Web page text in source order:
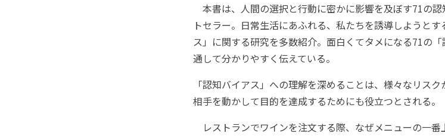
本書は、人間の選択と行動に密かに影響を及ぼす71の
トセラー。日常生活にあふれる、私たちを誘導しようと
ス」に関する研究を多数紹介。面白くてタメになる71の
通して分かりやすく伝えている。
「認知バイアス」への理解を深めることは、様々なリス
相手を動かして目的を達成するためにも役立つとされる。
レストランでワインを注文する際、なぜメニューの一